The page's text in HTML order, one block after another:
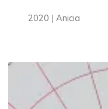
2020 | Anicia